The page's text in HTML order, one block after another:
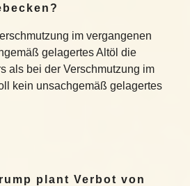
im vergangenen
gelagertes Altöl die
als bei der Verschmutzung im
kein unsachgemäß gelagertes
plant Verbot von